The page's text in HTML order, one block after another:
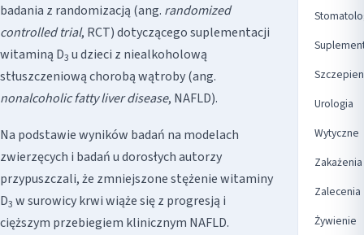
badania z randomizacją (ang. randomized
controlled trial, RCT) dotyczącego suplementacji
witaminą D3 u dzieci z niealkoholową
stłuszczeniową chorobą wątroby (ang.
nonalcoholic fatty liver disease, NAFLD).
Na podstawie wyników badań na modelach
zwierzęcych i badań u dorosłych autorzy
przypuszczali, że zmniejszone stężenie witaminy
D3 w surowicy krwi wiąże się z progresją i
cięższym przebiegiem klinicznym NAFLD.
Urologia
Wytyczne
Zakażenia
Zalecenia
Żywienie